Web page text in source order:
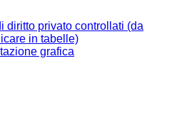
diritto privato controllati (da
in tabelle)
grafica